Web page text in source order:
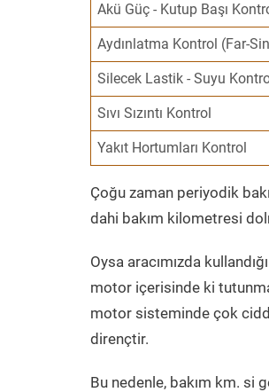
Akü Güç - Kutup Başı
Aydınlatma Kontrol (Far-
Silecek Lastik - Suyu
Sıvı Sızıntı Kontrol
Yakıt Hortumları Kontrol
Çoğu zaman periyodik
dahi bakım kilometresi
Oysa aracımızda
motor içerisinde ki
motor sisteminde çok
dirençtir.
Bu nedenle, bakım km. si